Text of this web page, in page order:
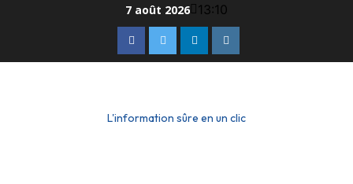
7 août 2026 13:10
L'information sûre en un clic